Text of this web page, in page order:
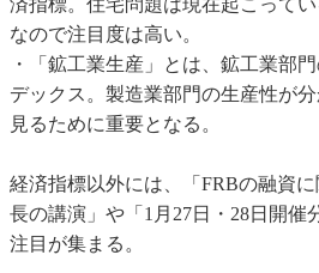
済指標。住宅問題は現在起こって
なので注目度は高い。
・「鉱工業生産」とは、鉱工業部
デックス。製造業部門の生産性が
見るために重要となる。
経済指標以外には、「FRBの融資
長の講演」や「1月27日・28日開催
注目が集まる。